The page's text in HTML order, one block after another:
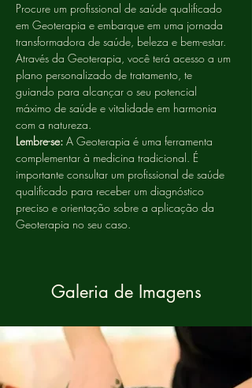
Procure um profissional de saúde qualificado
em Geoterapia e embarque em uma jornada
transformadora de saúde, beleza e bem-estar.
Através da Geoterapia, você terá acesso a um
plano personalizado de tratamento, te
guiando para alcançar o seu potencial
máximo de saúde e vitalidade em harmonia
com a natureza.
Lembre-se: A Geoterapia é uma ferramenta
complementar à medicina tradicional. É
importante consultar um profissional de saúde
qualificado para receber um diagnóstico
preciso e orientação sobre a aplicação da
Geoterapia no seu caso.
Galeria de Imagens